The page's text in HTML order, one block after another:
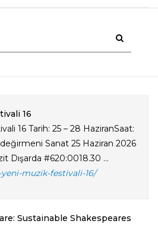
16
16 Tarih: 25 – 28 HaziranSaat:
Sanat 25 Haziran 2026
Dışarda #620:0018.30 ...
muzik-festivali-16/
Sustainable Shakespeares